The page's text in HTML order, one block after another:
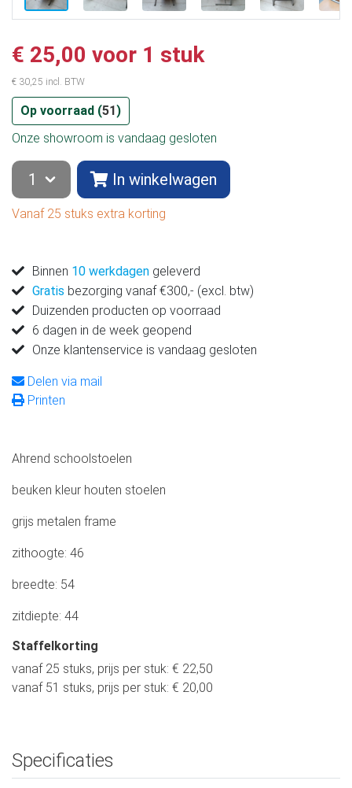
€ 25,00 voor 1 stuk
€ 30,25 incl. BTW
Op voorraad (51)
Onze showroom is vandaag gesloten
In winkelwagen
Vanaf 25 stuks extra korting
Binnen 10 werkdagen geleverd
Gratis bezorging vanaf €300,- (excl. btw)
Duizenden producten op voorraad
6 dagen in de week geopend
Onze klantenservice is vandaag gesloten
Delen via mail
Printen
Ahrend schoolstoelen
beuken kleur houten stoelen
grijs metalen frame
zithoogte: 46
breedte: 54
zitdiepte: 44
Staffelkorting
vanaf 25 stuks, prijs per stuk: € 22,50
vanaf 51 stuks, prijs per stuk: € 20,00
Specificaties